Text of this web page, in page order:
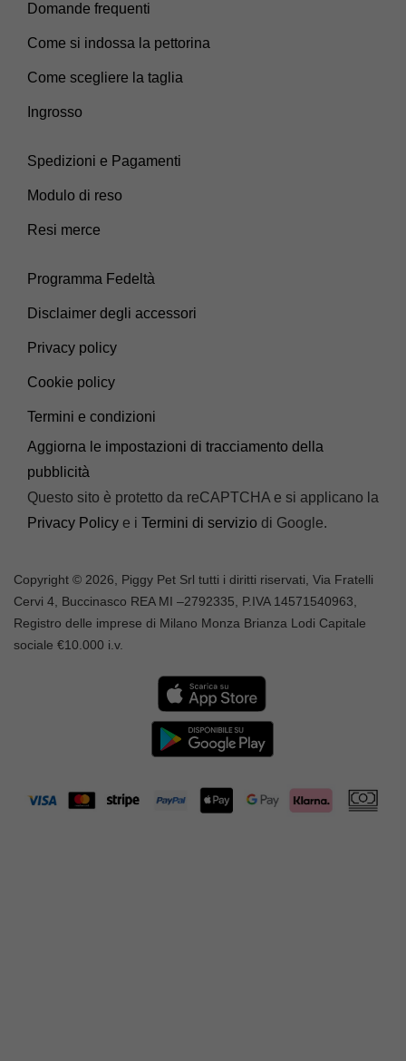
Domande frequenti
Come si indossa la pettorina
Come scegliere la taglia
Ingrosso
Spedizioni e Pagamenti
Modulo di reso
Resi merce
Programma Fedeltà
Disclaimer degli accessori
Privacy policy
Cookie policy
Termini e condizioni
Aggiorna le impostazioni di tracciamento della
pubblicità
Questo sito è protetto da reCAPTCHA e si applicano la
Privacy Policy e i Termini di servizio di Google.
Copyright © 2026, Piggy Pet Srl tutti i diritti riservati, Via Fratelli
Cervi 4, Buccinasco REA MI –2792335 , P.IVA 14571540963,
Registro delle imprese di Milano Monza Brianza Lodi Capitale
sociale €10.000 i.v.